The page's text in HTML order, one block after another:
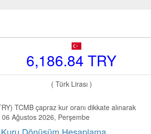
6,186.84 TRY
( Türk Lirası )
TCMB çapraz kur oranı dikkate alınarak
06 Ağustos 2026, Perşembe